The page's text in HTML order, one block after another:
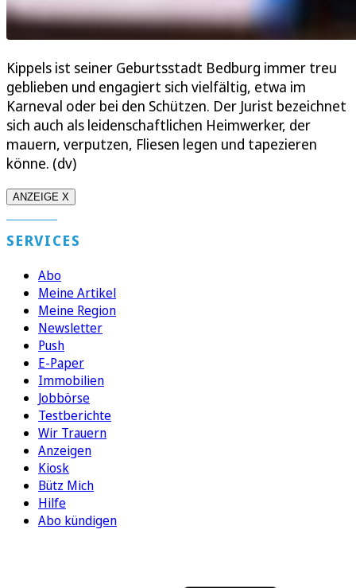
Kippels ist seiner Geburtsstadt Bedburg immer treu
geblieben und engagiert sich vielfältig, etwa im
Karneval oder bei den Schützen. Der Jurist bezeichnet
sich auch als leidenschaftlichen Heimwerker, der
mauern, verputzen, Fliesen legen und tapezieren
könne. (dv)
ANZEIGE X
SERVICES
Abo
Meine Artikel
Meine Region
Newsletter
Push
E-Paper
Immobilien
Jobbörse
Testberichte
Wir Trauern
Anzeigen
Kiosk
Bütz Mich
Hilfe
Abo kündigen